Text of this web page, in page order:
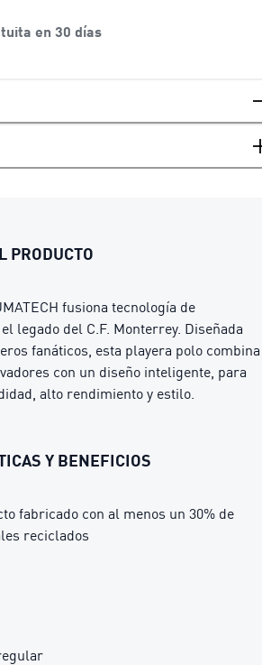
en 30 días
PRODUCTO
fusiona tecnología de
legado del C.F. Monterrey. Diseñada
fanáticos, esta playera polo combina
con un diseño inteligente, para
alto rendimiento y estilo.
Y BENEFICIOS
fabricado con al menos un 30% de
reciclados